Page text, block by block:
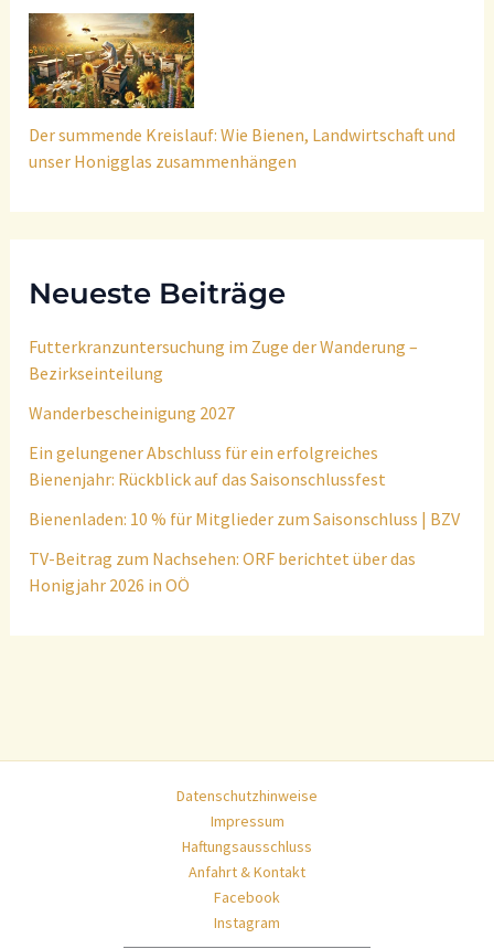
Der summende Kreislauf: Wie Bienen, Landwirtschaft und
unser Honigglas zusammenhängen
Neueste Beiträge
Futterkranzuntersuchung im Zuge der Wanderung –
Bezirkseinteilung
Wanderbescheinigung 2027
Ein gelungener Abschluss für ein erfolgreiches
Bienenjahr: Rückblick auf das Saisonschlussfest
Bienenladen: 10 % für Mitglieder zum Saisonschluss | BZV
TV-Beitrag zum Nachsehen: ORF berichtet über das
Honigjahr 2026 in OÖ
Datenschutzhinweise
Impressum
Haftungsausschluss
Anfahrt & Kontakt
Facebook
Instagram